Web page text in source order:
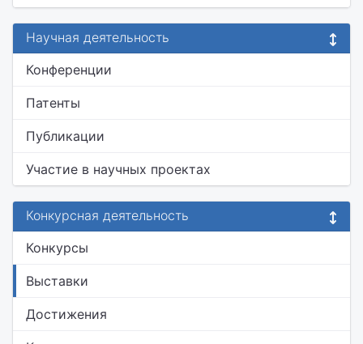
Научная деятельность
Конференции
Патенты
Публикации
Участие в научных проектах
Конкурсная деятельность
Конкурсы
Выставки
Достижения